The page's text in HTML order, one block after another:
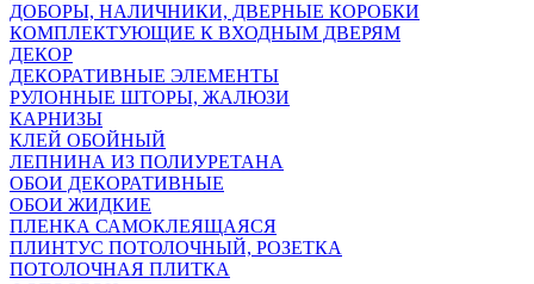
ДОБОРЫ, НАЛИЧНИКИ, ДВЕРНЫЕ КОРОБКИ
КОМПЛЕКТУЮЩИЕ К ВХОДНЫМ ДВЕРЯМ
ДЕКОР
ДЕКОРАТИВНЫЕ ЭЛЕМЕНТЫ
РУЛОННЫЕ ШТОРЫ, ЖАЛЮЗИ
КАРНИЗЫ
КЛЕЙ ОБОЙНЫЙ
ЛЕПНИНА ИЗ ПОЛИУРЕТАНА
ОБОИ ДЕКОРАТИВНЫЕ
ОБОИ ЖИДКИЕ
ПЛЕНКА САМОКЛЕЯЩАЯСЯ
ПЛИНТУС ПОТОЛОЧНЫЙ, РОЗЕТКА
ПОТОЛОЧНАЯ ПЛИТКА